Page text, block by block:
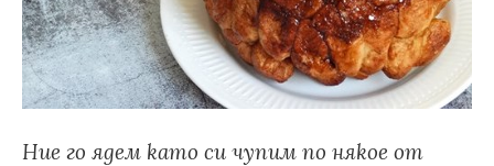
Ние го ядем като си чупим по някое от